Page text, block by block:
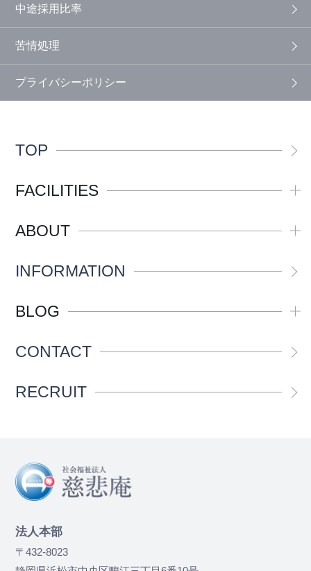
中途採用比率
苦情処理
プライバシーポリシー
TOP
FACILITIES
ABOUT
INFORMATION
BLOG
CONTACT
RECRUIT
法人本部
〒432-8023